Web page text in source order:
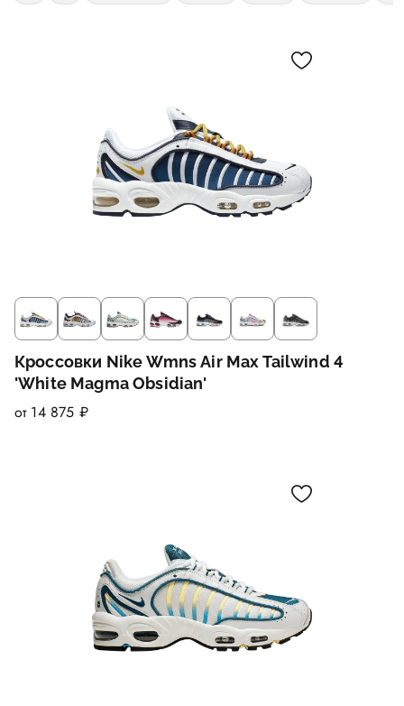
Кроссовки Nike Wmns Air Max Tailwind 4
'White Magma Obsidian'
от 14 875 ₽